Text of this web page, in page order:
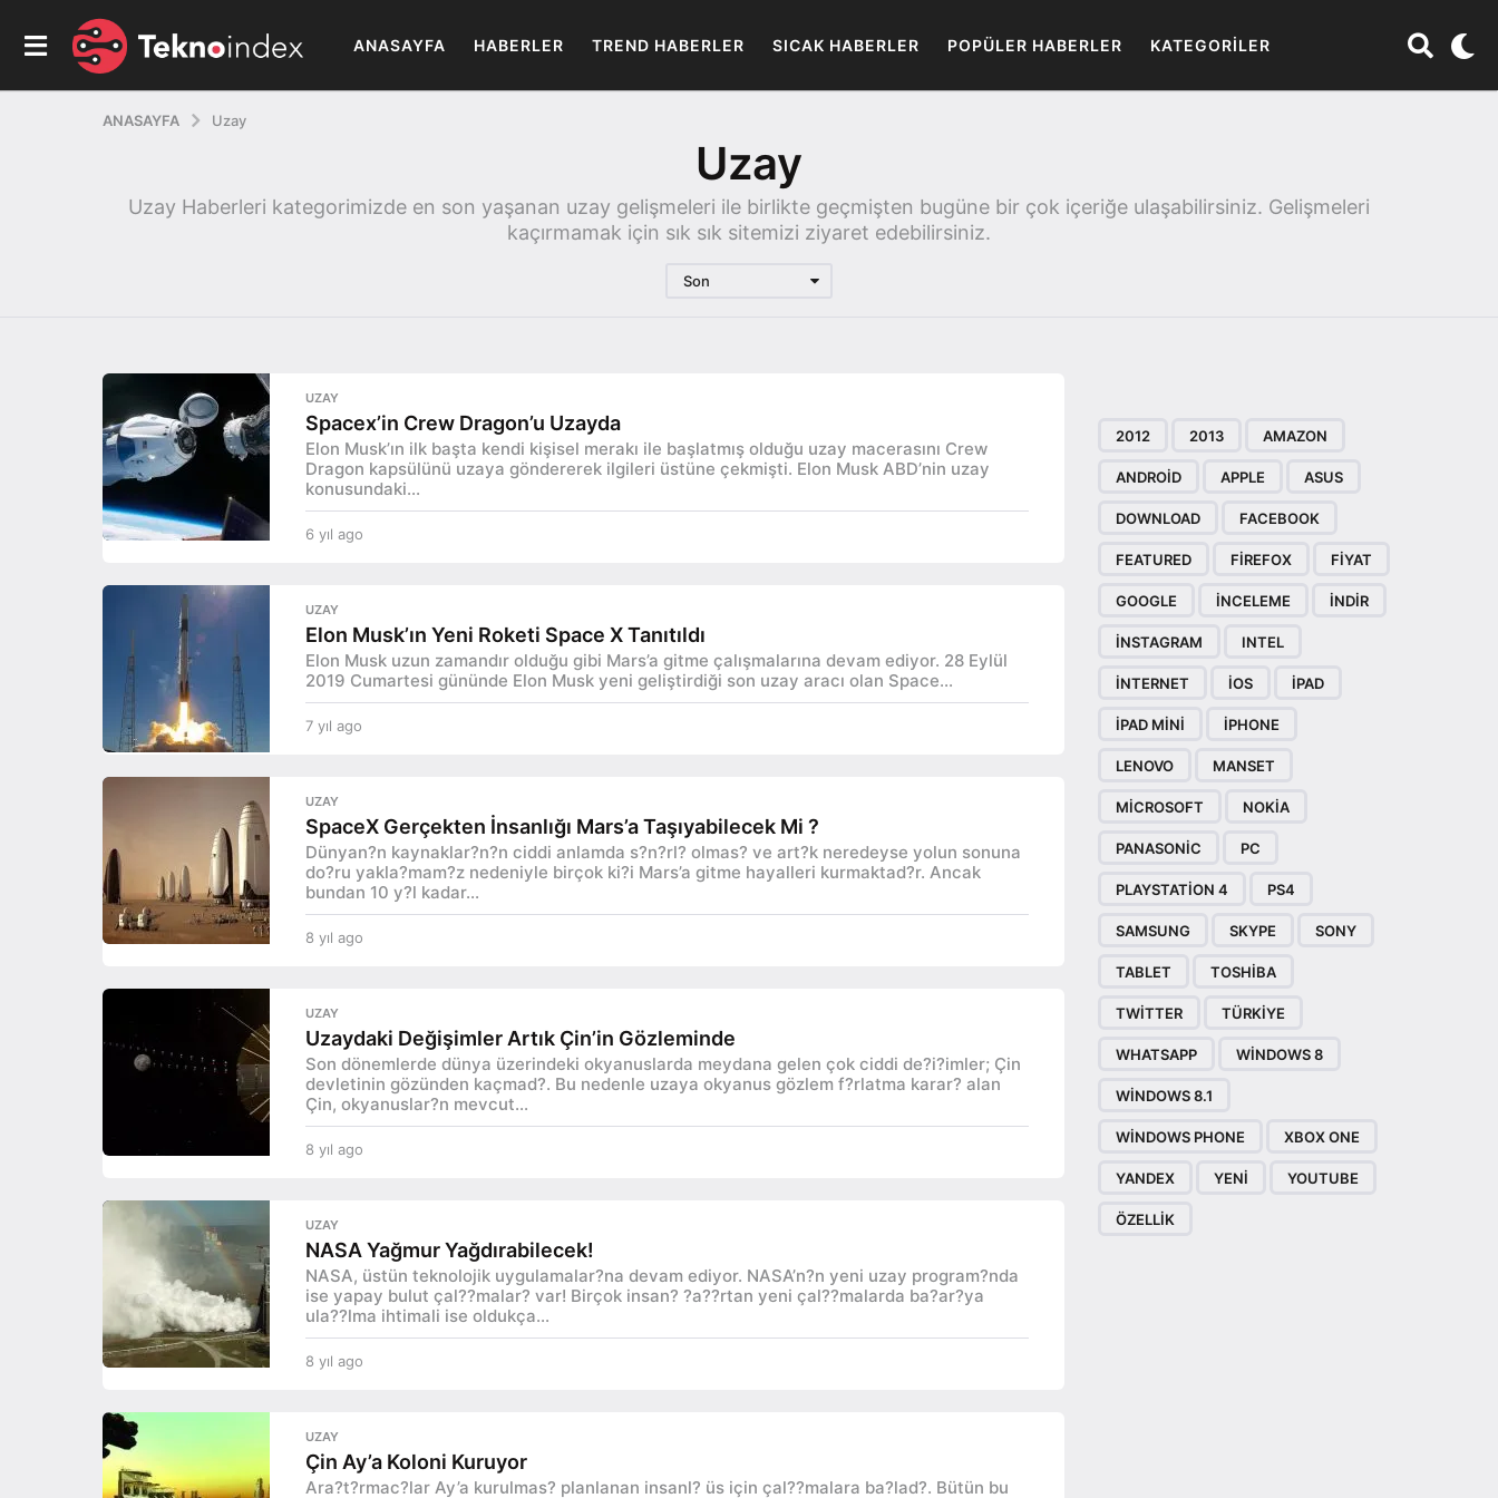
ANASAYFA HABERLER TREND HABERLER SICAK HABERLER POPÜLER HABERLER KATEGORILER
ANASAYFA Uzay
Uzay
Uzay Haberleri kategorimizde en son yaşanan uzay gelişmeleri ile birlikte geçmişten bugüne bir çok içeriğe ulaşabilirsiniz. Gelişmeleri
kaçırmamak için sık sık sitemizi ziyaret edebilirsiniz.
Son
UZAY
Spacex’in Crew Dragon’u Uzayda
Elon Musk’ın ilk başta kendi kişisel merakı ile başlatmış olduğu uzay macerasını Crew
Dragon kapsülünü uzaya göndererek ilgileri üstüne çekmişti. Elon Musk ABD’nin uzay
konusundaki...
6 yıl ago
g
o
UZAY
Elon Musk’ın Yeni Roketi Space X Tanıtıldı
Elon Musk uzun zamandır olduğu gibi Mars’a gitme çalışmalarına devam ediyor. 28 Eylül
2019 Cumartesi gününde Elon Musk yeni geliştirdiği son uzay aracı olan Space...
7 yıl ago
g
o
UZAY
SpaceX Gerçekten İnsanlığı Mars’a Taşıyabilecek Mi ?
Dünyan?n kaynaklar?n?n ciddi anlamda s?n?rl? olmas? ve art?k neredeyse yolun sonuna
do?ru yakla?mam?z nedeniyle birçok ki?i Mars’a gitme hayalleri kurmaktad?r. Ancak
bundan 10 y?l kadar...
8 yıl ago
g
o
UZAY
Uzaydaki Değişimler Artık Çin’in Gözleminde
Son dönemlerde dünya üzerindeki okyanuslarda meydana gelen çok ciddi de?i?imler; Çin
devletinin gözünden kaçmad?. Bu nedenle uzaya okyanus gözlem f?rlatma karar? alan
Çin, okyanuslar?n mevcut...
8 yıl ago
g
o
UZAY
NASA Yağmur Yağdırabilecek!
NASA, üstün teknolojik uygulamalar?na devam ediyor. NASA’n?n yeni uzay program?nda
ise yapay bulut çal??malar? var! Birçok insan? ?a??rtan yeni çal??malarda ba?ar?ya
ula??lma ihtimali ise oldukça...
8 yıl ago
g
o
UZAY
Çin Ay’a Koloni Kuruyor
Ara?t?rmac?lar Ay’a kurulmas? planlanan insanl? üs için çal??malara ba?lad?. Bütün bu
2012 2013 AMAZON
ANDROID APPLE ASUS
DOWNLOAD FACEBOOK
FEATURED FIREFOX FIYAT
GOOGLE INCELEME INDIR
INSTAGRAM INTEL
INTERNET IOS IPAD
IPAD MINI IPHONE
LENOVO MANSET
MICROSOFT NOKIA
PANASONIC PC
PLAYSTATION 4 PS4
SAMSUNG SKYPE SONY
TABLET TOSHIBA
TWITTER TÜRKIYE
WHATSAPP WINDOWS 8
WINDOWS 8.1
WINDOWS PHONE XBOX ONE
YANDEX YENI YOUTUBE
ÖZELLIK